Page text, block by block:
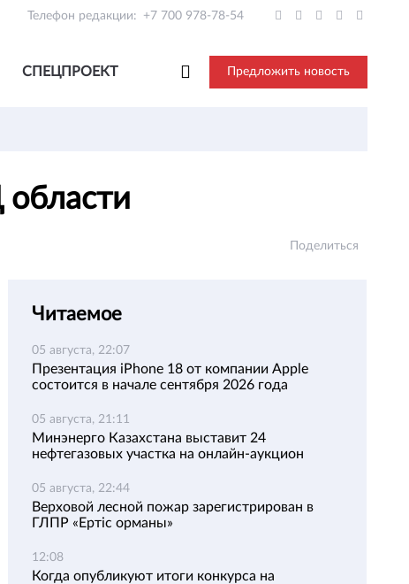
Телефон редакции: +7 700 978-78-54
СПЕЦПРОЕКТ Предложить новость
Поделиться
Читаемое
05 августа, 22:07
Презентация iPhone 18 от компании Apple
состоится в начале сентября 2026 года
05 августа, 21:11
Минэнерго Казахстана выставит 24
нефтегазовых участка на онлайн-аукцион
05 августа, 22:44
Верховой лесной пожар зарегистрирован в
ГЛПР «Ертіс орманы»
12:08
Когда опубликуют итоги конкурса на